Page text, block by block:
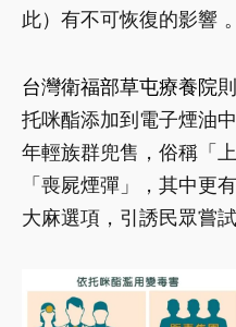
此）有不可恢復的影響 。
台灣衛福部草屯療養院
托咪酯添加到電子煙油
年輕族群兜售，俗稱「
「喪屍煙彈」，其中更
大麻選項，引誘民眾嘗試